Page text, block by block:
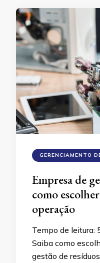
GERENCIAMENTO
Empresa de
como
operação
Tempo de leitura:
Saiba como
gestão de